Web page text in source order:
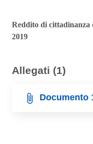
Reddito di cittadinanza
2019
Allegati (1)
Documento